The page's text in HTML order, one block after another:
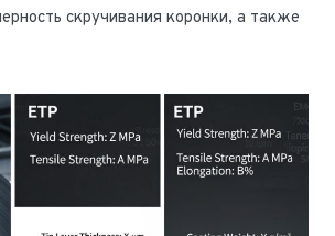
скручивания коронки, а также